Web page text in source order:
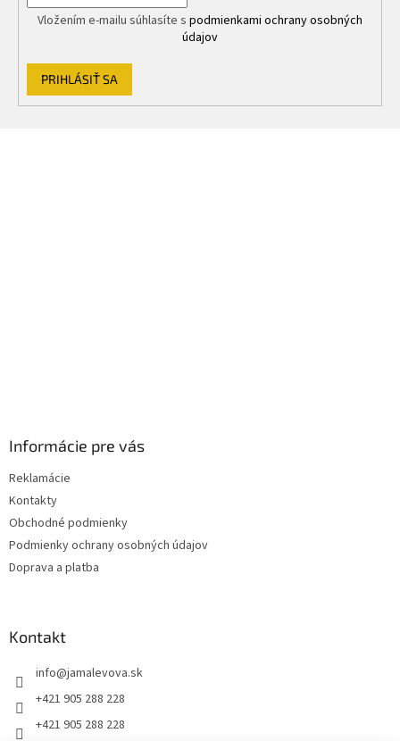
Vložením e-mailu súhlasíte s podmienkami ochrany osobných
údajov
PRIHLÁSIŤ SA
Informácie pre vás
Reklamácie
Kontakty
Obchodné podmienky
Podmienky ochrany osobných údajov
Doprava a platba
Kontakt
info@jamalevova.sk
+421 905 288 228
+421 905 288 228